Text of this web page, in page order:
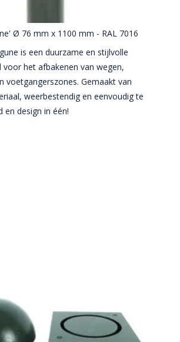
Ø 76 mm x 1100 mm - RAL 7016
is een duurzame en stijlvolle
het afbakenen van wegen,
voetgangerszones. Gemaakt van
weerbestendig en eenvoudig te
en design in één!